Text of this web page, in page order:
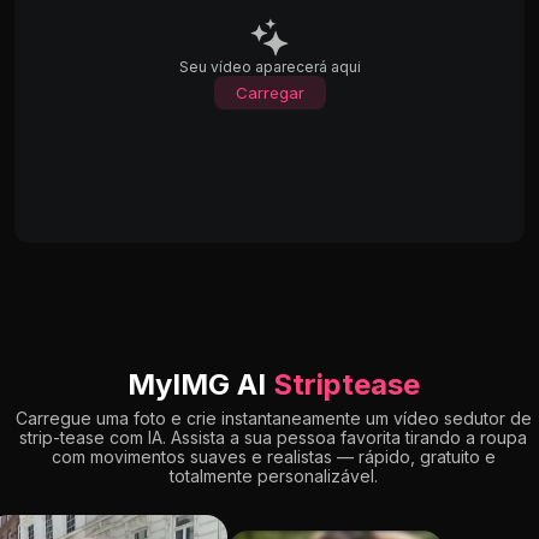
Seu vídeo aparecerá aqui
Carregar
MyIMG AI Striptease
Carregue uma foto e crie instantaneamente um vídeo sedutor de
strip-tease com IA. Assista a sua pessoa favorita tirando a roupa
com movimentos suaves e realistas — rápido, gratuito e
totalmente personalizável.